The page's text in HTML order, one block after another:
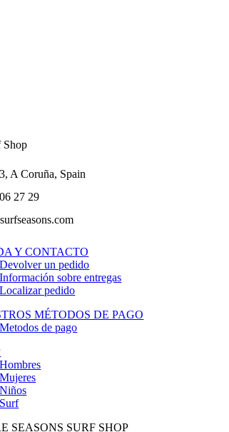
Shop
A Coruña, Spain
27 29
Y CONTACTO
Devolver un pedido
Información sobre entregas
Localizar pedido
MÉTODOS DE PAGO
Metodos de pago
Hombres
Mujeres
Niños
Surf
SEASONS SURF SHOP